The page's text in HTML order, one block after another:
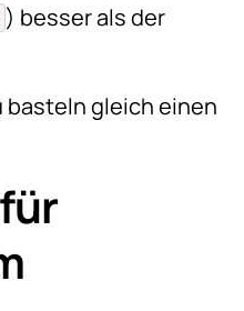
) besser als der
gleich einen